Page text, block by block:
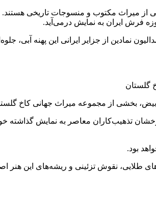
از میراث مکتوب و منسوجات تاریخی
فرش که در مالکیت «ساسان شمس‌مستوفی» است، با رنگ‌آمیزی سبزآبی الهام‌گرفته از آب‌های خلیج فارس و طراحی ۶
تذهیب‌کاران معاصر به نمایش گذاشته
بود.
طلایی، نقوش تزئینی و ریشه‌های این هنر